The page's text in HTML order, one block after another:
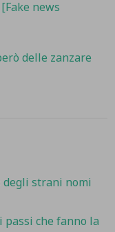
news
delle zanzare
degli strani nomi
passi che fanno la